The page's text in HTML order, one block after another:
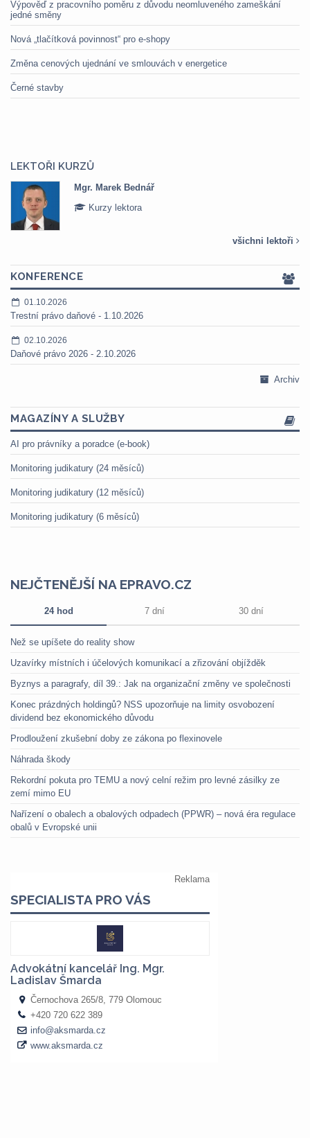
Výpověď z pracovního poměru z důvodu neomluveného zameškání
jedné směny
Nová „tlačítková povinnost“ pro e-shopy
Změna cenových ujednání ve smlouvách v energetice
Černé stavby
LEKTOŘI KURZŮ
Mgr. Marek Bednář
Kurzy lektora
všichni lektoři
KONFERENCE
01.10.2026
Trestní právo daňové - 1.10.2026
02.10.2026
Daňové právo 2026 - 2.10.2026
Archiv
MAGAZÍNY A SLUŽBY
AI pro právníky a poradce (e-book)
Monitoring judikatury (24 měsíců)
Monitoring judikatury (12 měsíců)
Monitoring judikatury (6 měsíců)
NEJČTENĚJŠÍ NA EPRAVO.CZ
24 hod 7 dní 30 dní
Než se upíšete do reality show
Uzavírky místních i účelových komunikací a zřizování objížděk
Byznys a paragrafy, díl 39.: Jak na organizační změny ve společnosti
Konec prázdných holdingů? NSS upozorňuje na limity osvobození
dividend bez ekonomického důvodu
Prodloužení zkušební doby ze zákona po flexinovele
Náhrada škody
Rekordní pokuta pro TEMU a nový celní režim pro levné zásilky ze
zemí mimo EU
Nařízení o obalech a obalových odpadech (PPWR) – nová éra regulace
obalů v Evropské unii